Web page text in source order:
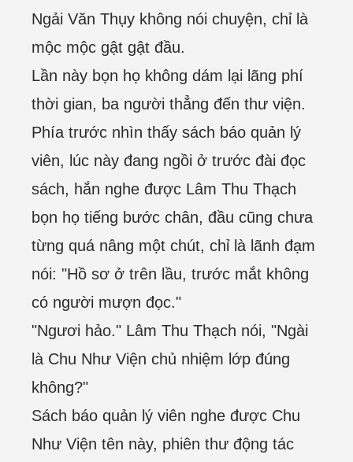
Ngải Văn Thụy không nói chuyện, chỉ là
mộc mộc gật gật đầu.
Lần này bọn họ không dám lại lãng phí
thời gian, ba người thẳng đến thư viện.
Phía trước nhìn thấy sách báo quản lý
viên, lúc này đang ngồi ở trước đài đọc
sách, hắn nghe được Lâm Thu Thạch
bọn họ tiếng bước chân, đầu cũng chưa
từng quá nâng một chút, chỉ là lãnh đạm
nói: "Hồ sơ ở trên lầu, trước mắt không
có người mượn đọc."
"Ngươi hảo." Lâm Thu Thạch nói, "Ngài
là Chu Như Viện chủ nhiệm lớp đúng
không?"
Sách báo quản lý viên nghe được Chu
Như Viện tên này, phiên thư động tác